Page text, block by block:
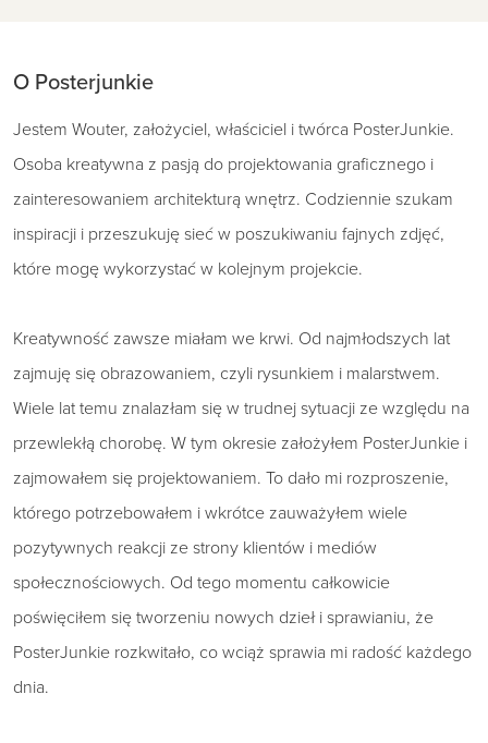
O Posterjunkie
Jestem Wouter, założyciel, właściciel i twórca PosterJunkie.
Osoba kreatywna z pasją do projektowania graficznego i
zainteresowaniem architekturą wnętrz. Codziennie szukam
inspiracji i przeszukuję sieć w poszukiwaniu fajnych zdjęć,
które mogę wykorzystać w kolejnym projekcie.
Kreatywność zawsze miałam we krwi. Od najmłodszych lat
zajmuję się obrazowaniem, czyli rysunkiem i malarstwem.
Wiele lat temu znalazłam się w trudnej sytuacji ze względu na
przewlekłą chorobę. W tym okresie założyłem PosterJunkie i
zajmowałem się projektowaniem. To dało mi rozproszenie,
którego potrzebowałem i wkrótce zauważyłem wiele
pozytywnych reakcji ze strony klientów i mediów
społecznościowych. Od tego momentu całkowicie
poświęciłem się tworzeniu nowych dzieł i sprawianiu, że
PosterJunkie rozkwitało, co wciąż sprawia mi radość każdego
dnia.